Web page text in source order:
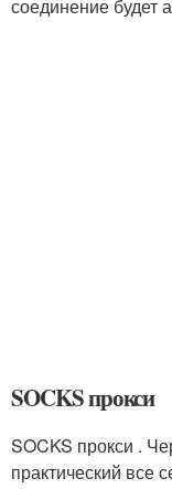
соединение будет
SOCKS прокси
SOCKS прокси .
практический все